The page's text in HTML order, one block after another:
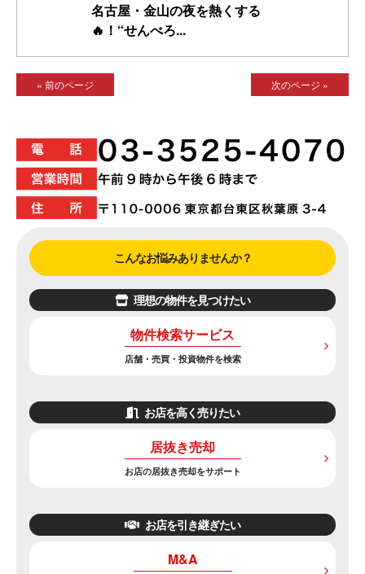
名古屋・金山の夜を熱くする
🔥！“せんべろ...
« 前のページ 次のページ »
こんなお悩みありませんか？
理想の物件を見つけたい
物件検索サービス
店舗・売買・投資物件を検索
お店を高く売りたい
居抜き売却
お店の居抜き売却をサポート
お店を引き継ぎたい
M&A